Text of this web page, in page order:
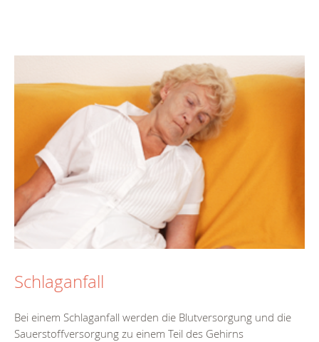
Schlaganfall
Bei einem Schlaganfall werden die Blutversorgung und die
Sauerstoffversorgung zu einem Teil des Gehirns